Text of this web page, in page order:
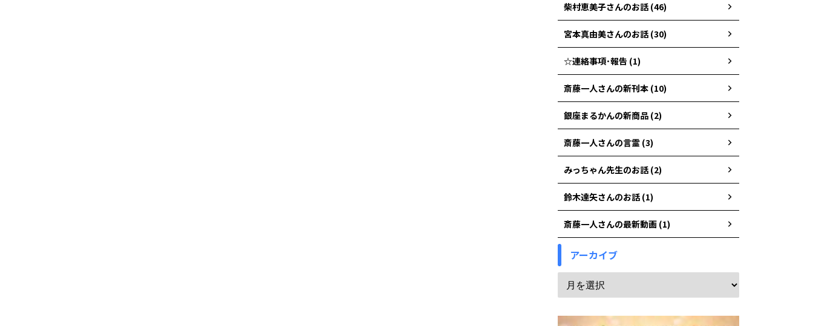
柴村恵美子さんのお話 (46)
宮本真由美さんのお話 (30)
☆連絡事項･報告 (1)
斎藤一人さんの新刊本 (10)
銀座まるかんの新商品 (2)
斎藤一人さんの言霊 (3)
みっちゃん先生のお話 (2)
鈴木達矢さんのお話 (1)
斎藤一人さんの最新動画 (1)
アーカイブ